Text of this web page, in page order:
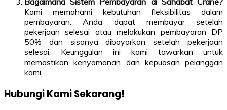
Kami memahami kebutuhan fleksibilitas dalam
pembayaran. Anda dapat membayar setelah
pekerjaan selesai atau melakukan pembayaran DP
50% dan sisanya dibayarkan setelah pekerjaan
selesai. Keunggulan ini kami tawarkan untuk
memastikan kenyamanan dan kepuasan pelanggan
kami.
Hubungi Kami Sekarang!